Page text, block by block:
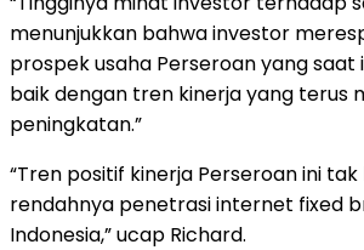
menunjukkan bahwa investor
prospek usaha Perseroan yang saat
baik dengan tren kinerja yang terus
peningkatan.”
“Tren positif kinerja Perseroan ini
rendahnya penetrasi internet fixed
Indonesia,” ucap Richard.